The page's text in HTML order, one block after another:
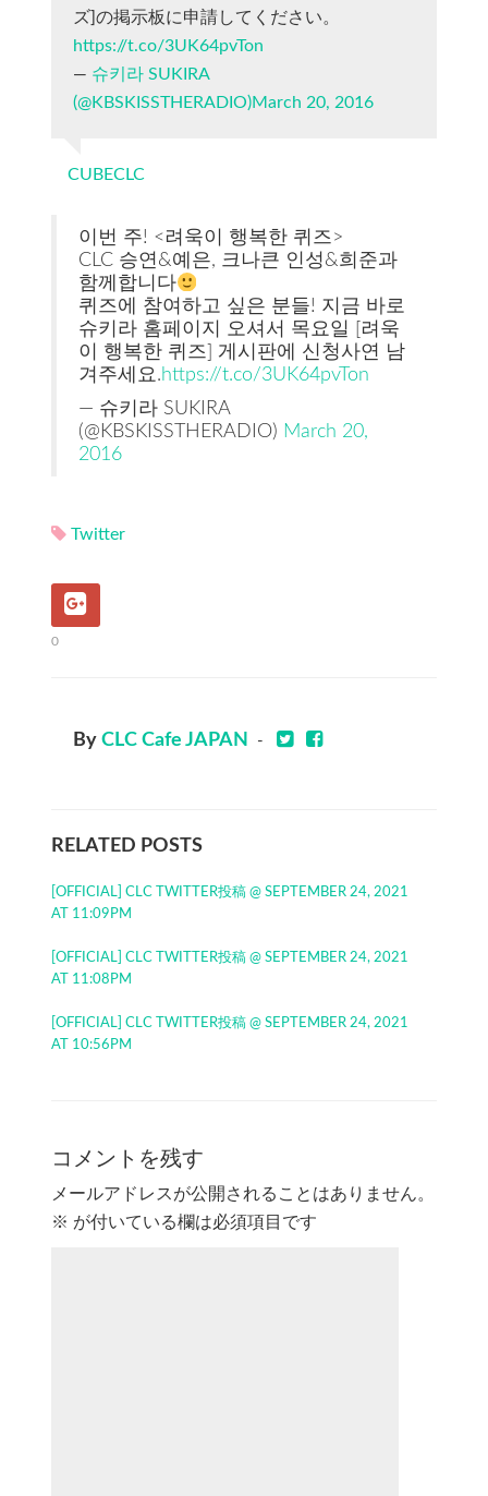
ズ]の掲示板に申請してください。
https://t.co/3UK64pvTon
— 슈키라 SUKIRA
(@KBSKISSTHERADIO)March 20, 2016
CUBECLC
이번 주! <려욱이 행복한 퀴즈>
CLC 승연&예은, 크나큰 인성&희준과
함께합니다
퀴즈에 참여하고 싶은 분들! 지금 바로
슈키라 홈페이지 오셔서 목요일 [려욱
이 행복한 퀴즈] 게시판에 신청사연 남
겨주세요.https://t.co/3UK64pvTon
— 슈키라 SUKIRA
(@KBSKISSTHERADIO) March 20,
2016
Twitter
0
By CLC Cafe JAPAN -
RELATED POSTS
[OFFICIAL] CLC TWITTER投稿 @ SEPTEMBER 24, 2021
AT 11:09PM
[OFFICIAL] CLC TWITTER投稿 @ SEPTEMBER 24, 2021
AT 11:08PM
[OFFICIAL] CLC TWITTER投稿 @ SEPTEMBER 24, 2021
AT 10:56PM
コメントを残す
メールアドレスが公開されることはありません。
※ が付いている欄は必須項目です